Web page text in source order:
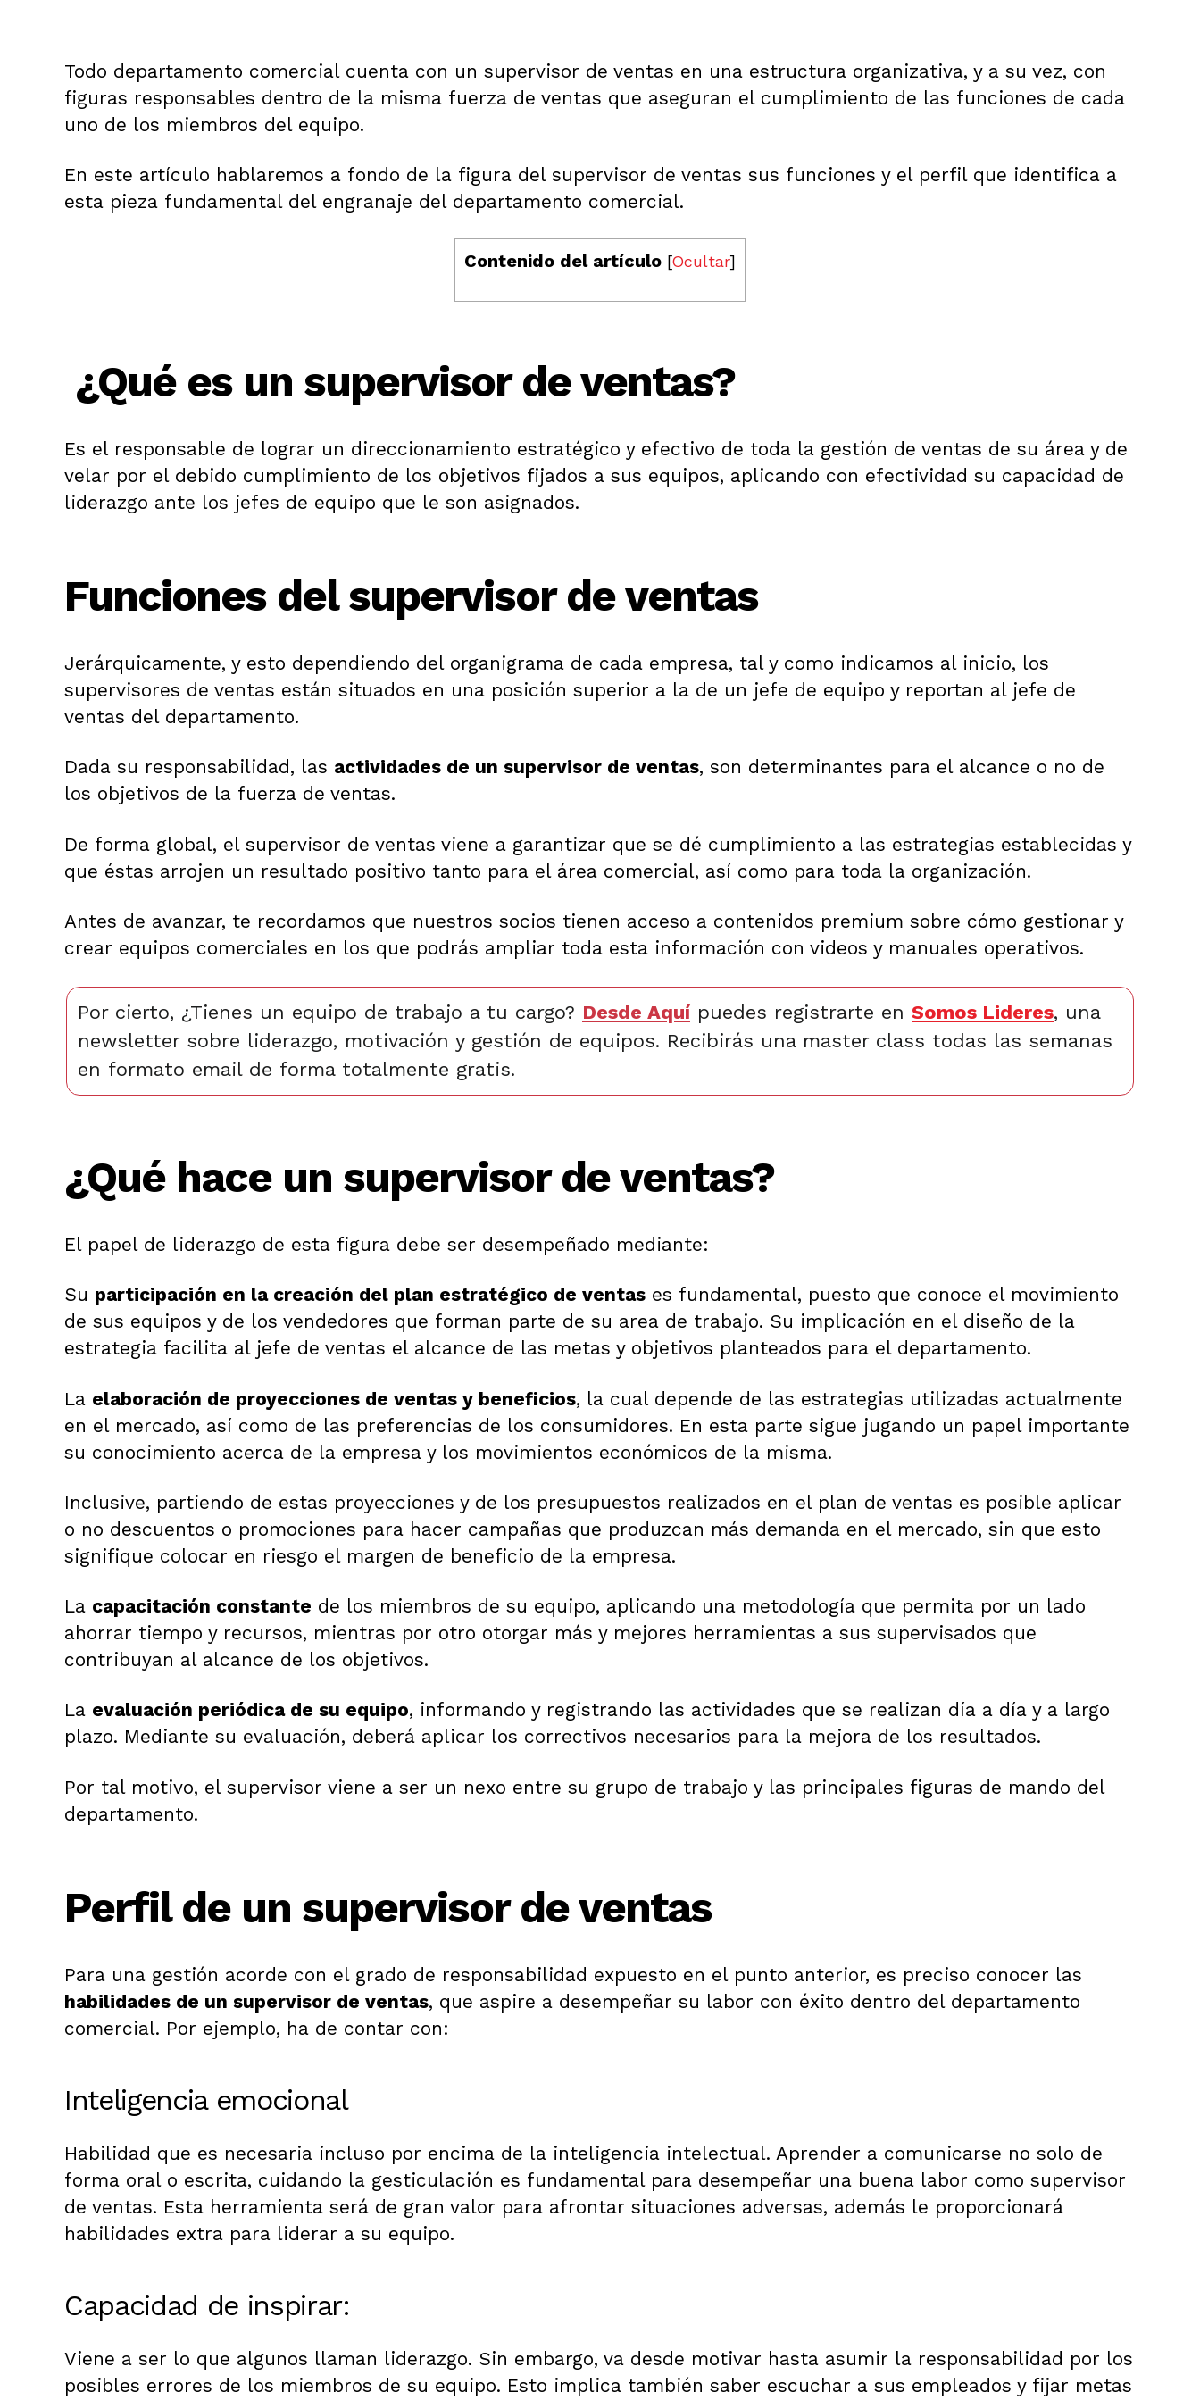
0
Todo departamento comercial cuenta con un supervisor de ventas en una estructura organizativa, y a su vez, con
figuras responsables dentro de la misma fuerza de ventas que aseguran el cumplimiento de las funciones de cada
uno de los miembros del equipo.
En este artículo hablaremos a fondo de la figura del supervisor de ventas sus funciones y el perfil que identifica a
esta pieza fundamental del engranaje del departamento comercial.
Contenido del artículo [Ocultar]
¿Qué es un supervisor de ventas?
Es el responsable de lograr un direccionamiento estratégico y efectivo de toda la gestión de ventas de su área y de
velar por el debido cumplimiento de los objetivos fijados a sus equipos, aplicando con efectividad su capacidad de
liderazgo ante los jefes de equipo que le son asignados.
Funciones del supervisor de ventas
Jerárquicamente, y esto dependiendo del organigrama de cada empresa, tal y como indicamos al inicio, los
supervisores de ventas están situados en una posición superior a la de un jefe de equipo y reportan al jefe de
ventas del departamento.
Dada su responsabilidad, las actividades de un supervisor de ventas, son determinantes para el alcance o no de
los objetivos de la fuerza de ventas.
De forma global, el supervisor de ventas viene a garantizar que se dé cumplimiento a las estrategias establecidas y
que éstas arrojen un resultado positivo tanto para el área comercial, así como para toda la organización.
Antes de avanzar, te recordamos que nuestros socios tienen acceso a contenidos premium sobre cómo gestionar y
crear equipos comerciales en los que podrás ampliar toda esta información con videos y manuales operativos.
Por cierto, ¿Tienes un equipo de trabajo a tu cargo? Desde Aquí puedes registrarte en Somos Lideres, una
newsletter sobre liderazgo, motivación y gestión de equipos. Recibirás una master class todas las semanas
en formato email de forma totalmente gratis.
¿Qué hace un supervisor de ventas?
El papel de liderazgo de esta figura debe ser desempeñado mediante:
Su participación en la creación del plan estratégico de ventas es fundamental, puesto que conoce el movimiento
de sus equipos y de los vendedores que forman parte de su area de trabajo. Su implicación en el diseño de la
estrategia facilita al jefe de ventas el alcance de las metas y objetivos planteados para el departamento.
La elaboración de proyecciones de ventas y beneficios, la cual depende de las estrategias utilizadas actualmente
en el mercado, así como de las preferencias de los consumidores. En esta parte sigue jugando un papel importante
su conocimiento acerca de la empresa y los movimientos económicos de la misma.
Inclusive, partiendo de estas proyecciones y de los presupuestos realizados en el plan de ventas es posible aplicar
o no descuentos o promociones para hacer campañas que produzcan más demanda en el mercado, sin que esto
signifique colocar en riesgo el margen de beneficio de la empresa.
La capacitación constante de los miembros de su equipo, aplicando una metodología que permita por un lado
ahorrar tiempo y recursos, mientras por otro otorgar más y mejores herramientas a sus supervisados que
contribuyan al alcance de los objetivos.
La evaluación periódica de su equipo, informando y registrando las actividades que se realizan día a día y a largo
plazo. Mediante su evaluación, deberá aplicar los correctivos necesarios para la mejora de los resultados.
Por tal motivo, el supervisor viene a ser un nexo entre su grupo de trabajo y las principales figuras de mando del
departamento.
Perfil de un supervisor de ventas
Para una gestión acorde con el grado de responsabilidad expuesto en el punto anterior, es preciso conocer las
habilidades de un supervisor de ventas, que aspire a desempeñar su labor con éxito dentro del departamento
comercial. Por ejemplo, ha de contar con:
Inteligencia emocional
Habilidad que es necesaria incluso por encima de la inteligencia intelectual. Aprender a comunicarse no solo de
forma oral o escrita, cuidando la gesticulación es fundamental para desempeñar una buena labor como supervisor
de ventas. Esta herramienta será de gran valor para afrontar situaciones adversas, además le proporcionará
habilidades extra para liderar a su equipo.
Capacidad de inspirar:
Viene a ser lo que algunos llaman liderazgo. Sin embargo, va desde motivar hasta asumir la responsabilidad por los
posibles errores de los miembros de su equipo. Esto implica también saber escuchar a sus empleados y fijar metas